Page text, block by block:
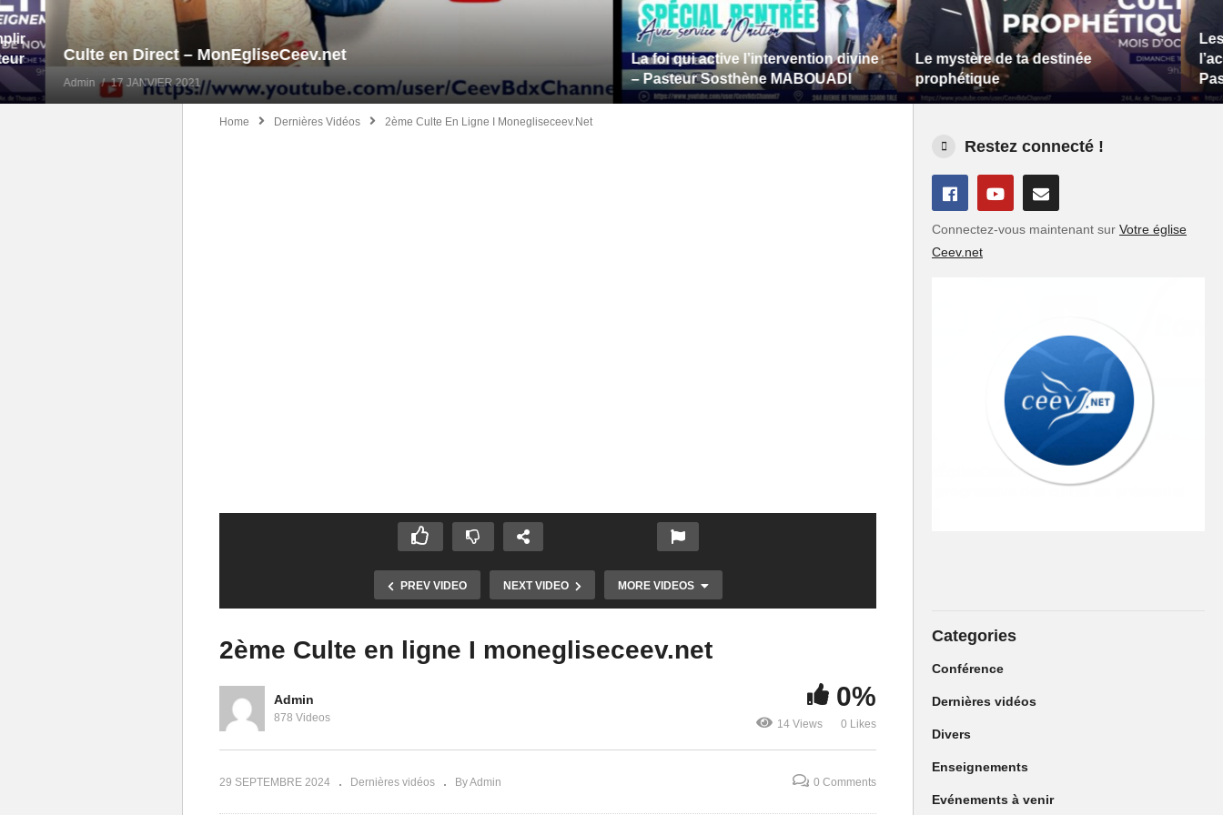
Culte en Direct – MonEgliseCeev.net
Admin 17 JANVIER 2021
La foi qui active l’intervention divine
– Pasteur Sosthène MABOUADI
Le mystère de ta destinée
prophétique
Les clés
Pasteur
Home Dernières Vidéos 2ème Culte En Ligne I Monegliseceev.net
PREV VIDEO NEXT VIDEO MORE VIDEOS
définitions et généralités – Avec
Pasteur Sosthène MABOUADI
prophétique
MonEgliseCeev.net
Culte Spécial de rentrée –
Pasteur Sosthène MABOUADI
2ème Culte en ligne I monegliseceev.net
Admin
878 Videos
0%
14 Views 0 Likes
29 SEPTEMBRE 2024 Dernières vidéos By Admin 0 Comments
Restez connecté !
Connectez-vous maintenant sur Votre église
Ceev.net
Categories
Conférence
Dernières vidéos
Divers
Enseignements
Evénements à venir